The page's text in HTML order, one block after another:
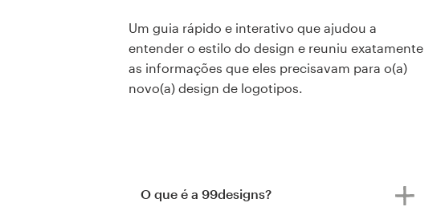
Um guia rápido e interativo que ajudou a
entender o estilo do design e reuniu exatamente
as informações que eles precisavam para o(a)
novo(a) design de logotipos.
O que é a 99designs?